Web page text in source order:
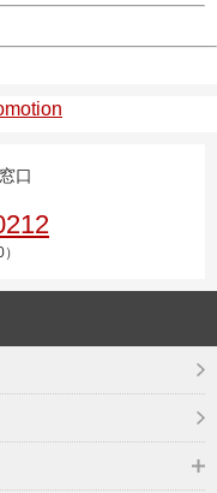
口